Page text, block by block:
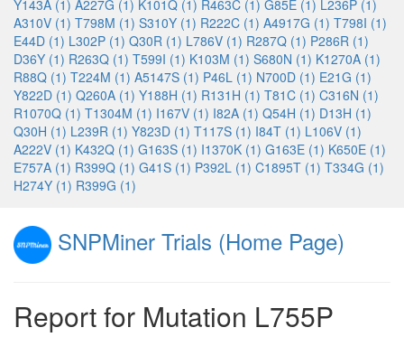
Y143A (1) A227G (1) K101Q (1) R463C (1) G85E (1) L236P (1)
A310V (1) T798M (1) S310Y (1) R222C (1) A4917G (1) T798I (1)
E44D (1) L302P (1) Q30R (1) L786V (1) R287Q (1) P286R (1)
D36Y (1) R263Q (1) T599I (1) K103M (1) S680N (1) K1270A (1)
R88Q (1) T224M (1) A5147S (1) P46L (1) N700D (1) E21G (1)
Y822D (1) Q260A (1) Y188H (1) R131H (1) T81C (1) C316N (1)
R1070Q (1) T1304M (1) I167V (1) I82A (1) Q54H (1) D13H (1)
Q30H (1) L239R (1) Y823D (1) T117S (1) I84T (1) L106V (1)
A222V (1) K432Q (1) G163S (1) I1370K (1) G163E (1) K650E (1)
E757A (1) R399Q (1) G41S (1) P392L (1) C1895T (1) T334G (1)
H274Y (1) R399G (1)
SNPMiner Trials (Home Page)
Report for Mutation L755P